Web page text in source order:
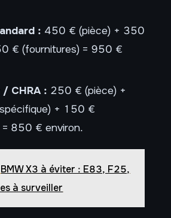
: 450 € (pièce) + 350
€ (fournitures) = 950 €
CHRA : 250 € (pièce) +
+ 150 €
= 850 € environ.
BMW X3 à éviter : E83, F25,
à surveiller